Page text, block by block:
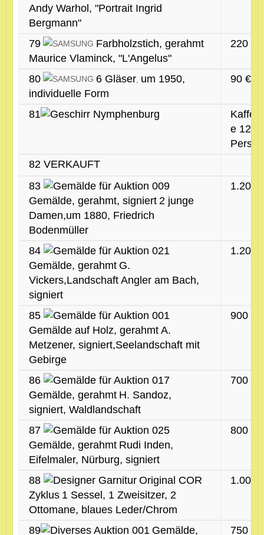
Andy Warhol, "Portrait Ingrid
Bergmann"
79
Farbholzstich, gerahmt
Maurice Vlaminck, "L'Angelus"
220 €
80 6 Gläser um 1950,
individuelle Form
90 €
81
e 12
82 VERKAUFT
83
Gemälde, gerahmt, signiert 2 junge
Damen,um 1880, Friedrich
Bodenmüller
1.200
84
Gemälde, gerahmt G.
Vickers,Landschaft Angler am Bach,
signiert
1.200
85
Gemälde auf Holz, gerahmt A.
Metzener, signiert,Seelandschaft mit
Gebirge
900 €
86
Gemälde, gerahmt H. Sandoz,
signiert, Waldlandschaft
700 €
87
Gemälde, gerahmt Rudi Inden,
Eifelmaler, Nürburg, signiert
800 €
88
Original COR
Zyklus 1 Sessel, 1 Zweisitzer, 2
Ottomane, blaues Leder/Chrom
1.000
89
Gemälde,
750 €